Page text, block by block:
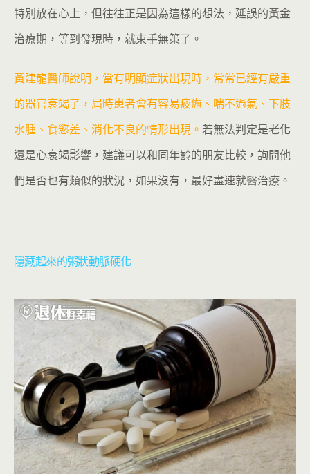
特別放在心上，但往往正是因為這樣的想法，延誤的黃金
治療期，等到發現時，就束手無策了。
黃建龍醫師說明，當有明顯症狀出現時，常常已經有嚴重
的器官衰竭了，屆時患者會有容易疲憊、喘不過氣、下肢
水腫、食慾差、消化不良的情形出現。 若無法判定是老化
還是心衰竭影響，建議可以和同年齡的朋友比較，詢問他
們是否也有類似的狀況，如果沒有，最好盡速就醫治療。
隱藏起來的粥狀動脈硬化